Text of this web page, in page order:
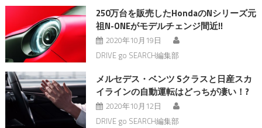
250万台を販売したHondaのNシリーズ元
祖N-ONEがモデルチェンジ間近!!
2020年10月19日
DRIVE go SEARCH編集部
メルセデス・ベンツ Sクラスと日産スカ
イラインの自動運転はどっちが凄い！?
2020年10月12日
DRIVE go SEARCH編集部